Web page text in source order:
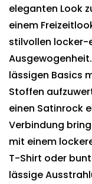
eleganten Look
einem
stilvollen
lässigen Basics
Stoffen
einen Satinrock
Verbindung
mit einem
T-Shirt oder
lässige